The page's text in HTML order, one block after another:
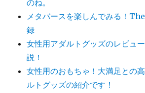
のね。
メタバースを楽しんでみる！
録
女性用アダルトグッズのレビュ
説！
女性用のおもちゃ！大満足との
ルトグッズの紹介です！